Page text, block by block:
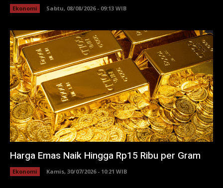
Ekonomi Sabtu, 08/08/2026 - 09:13 WIB
Harga Emas Naik Hingga Rp15 Ribu per Gram
Ekonomi Kamis, 30/07/2026 - 10:21 WIB